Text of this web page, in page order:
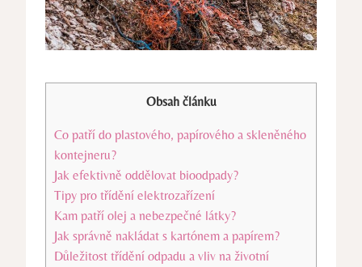
Obsah článku
Co patří do plastového, papírového a skleněného
kontejneru?
Jak efektivně oddělovat bioodpady?
Tipy pro třídění elektrozařízení
Kam patří olej a nebezpečné látky?
Jak správně nakládat s kartónem a papírem?
Důležitost třídění odpadu a vliv na životní